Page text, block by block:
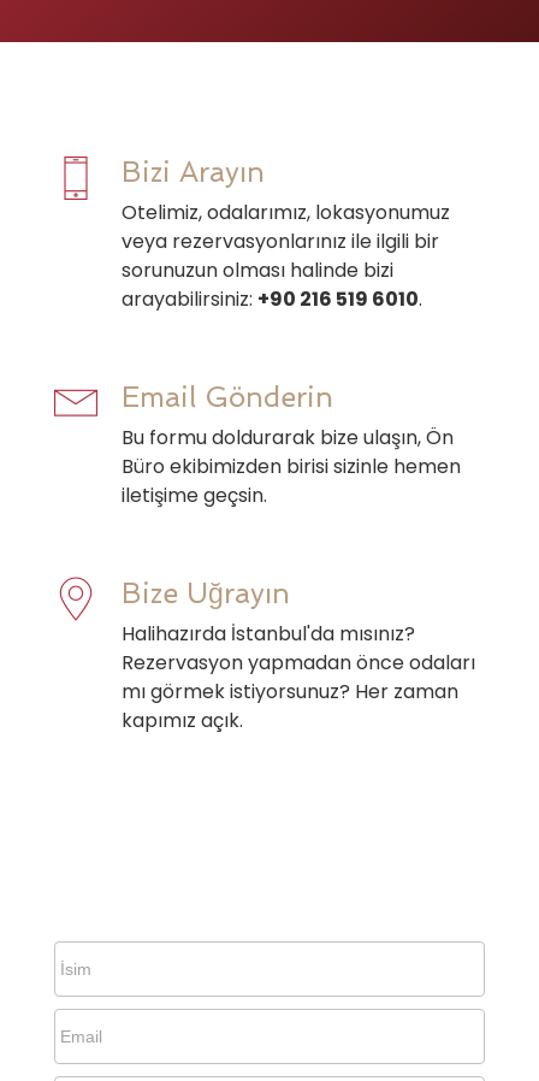
Bizi Arayın
Otelimiz, odalarımız, lokasyonumuz
veya rezervasyonlarınız ile ilgili bir
sorunuzun olması halinde bizi
arayabilirsiniz: +90 216 519 6010.
Email Gönderin
Bu formu doldurarak bize ulaşın, Ön
Büro ekibimizden birisi sizinle hemen
iletişime geçsin.
Bize Uğrayın
Halihazırda İstanbul'da mısınız?
Rezervasyon yapmadan önce odaları
mı görmek istiyorsunuz? Her zaman
kapımız açık.